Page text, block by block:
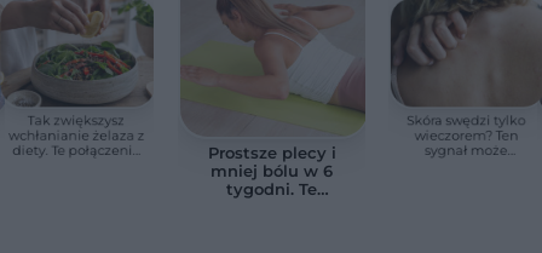
Tak zwiększysz
wchłanianie żelaza z
diety. Te połączenia
Prostsze plecy i
mniej bólu w 6
tygodni. Te
Skóra swędzi tylko
wieczorem? Ten
sygnał może